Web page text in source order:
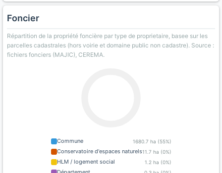
Foncier
Répartition de la propriété foncière par type de proprietaire, basee sur les
parcelles cadastrales (hors voirie et domaine public non cadastre). Source :
fichiers fonciers (MAJIC), CEREMA.
Commune 1680.7 ha (55%)
Conservatoire d'espaces naturels11.7 ha (0%)
HLM / logement social 1.2 ha (0%)